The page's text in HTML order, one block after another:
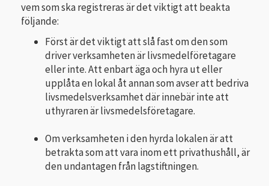
vem som ska registreras är det viktigt att beakta
följande:
Först är det viktigt att slå fast om den som
driver verksamheten är livsmedelföretagare
eller inte. Att enbart äga och hyra ut eller
upplåta en lokal åt annan som avser att bedriva
livsmedelsverksamhet där innebär inte att
uthyraren är livsmedelsföretagare.
Om verksamheten i den hyrda lokalen är att
betrakta som att vara inom ett privathushåll, är
den undantagen från lagstiftningen.